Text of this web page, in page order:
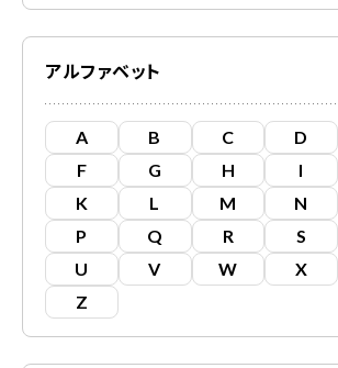
アルファベット
A B C D
F
G H I
K
L M N
P
Q R S
U
V W X
Z